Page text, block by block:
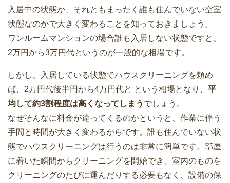
入居中の状態か、それともまったく誰も住んでいない空室
状態なのかで大きく変わることを知っておきましょう。
ワンルームマンションの場合誰も入居しない状態ですと、
2万円から3万円代というのが一般的な相場です。
しかし、入居している状態でハウスクリーニングを頼め
ば、2万円代後半円から4万円代と という相場となり、 平
均して約3割程度は高くなってしまう でしょう。
なぜそんなに料金が違ってくるのかというと、作業に伴う
手間と時間が大きく変わるからです。誰も住んでいない状
態でハウスクリーニングは行うのは非常に簡単です。部屋
に着いた瞬間からクリーニングを開始でき、室内のものを
クリーニングのたびに運んだりする必要もなく、設備の保